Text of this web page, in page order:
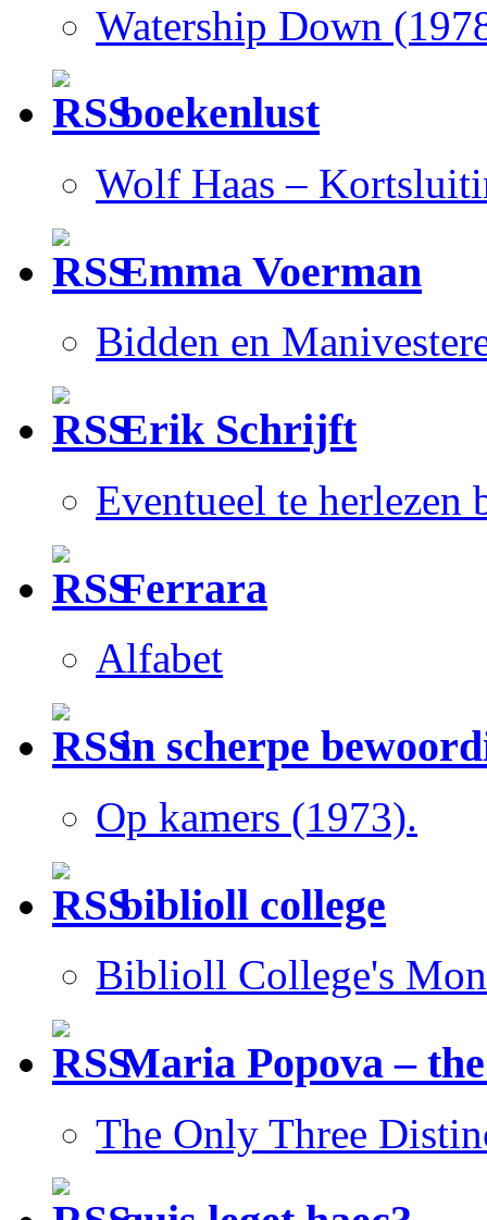
Watership Down
boekenlust
Wolf Haas –
Emma Voerman
Bidden en
Erik Schrijft
Eventueel te herlezen
Ferrara
Alfabet
in scherpe
Op kamers (1973).
biblioll college
Biblioll College's
Maria Popova –
The Only Three